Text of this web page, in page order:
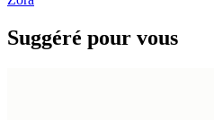
Suggéré pour vous